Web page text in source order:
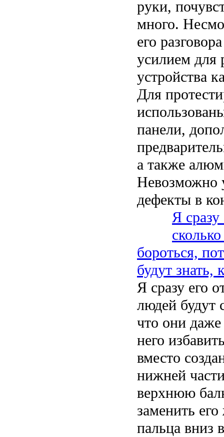
руки,
много.
его
усилием для
устройства
Для
панели,
а также
Невозможно
дефекты в
Я
бороться,
будут знать,
Я сразу его
людей будут
что они даже
него
вместо
нижней
верхнюю
заменить
пальца вниз